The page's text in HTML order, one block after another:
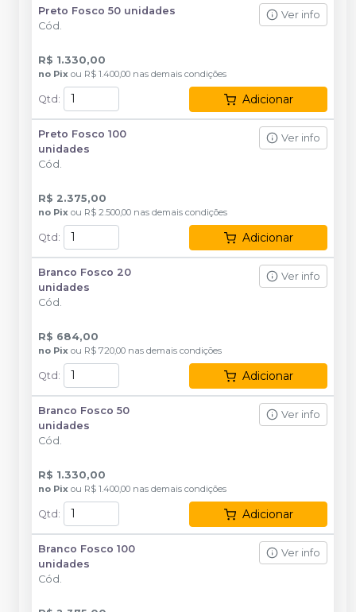
Preto Fosco 50 unidades
Cód.
Ver info
R$ 1.330,00
no Pix ou R$ 1.400,00 nas demais condições
Qtd : Adicionar
Preto Fosco 100
unidades
Cód.
Ver info
R$ 2.375,00
no Pix ou R$ 2.500,00 nas demais condições
Qtd : Adicionar
Branco Fosco 20
unidades
Cód.
Ver info
R$ 684,00
no Pix ou R$ 720,00 nas demais condições
Qtd : Adicionar
Branco Fosco 50
unidades
Cód.
Ver info
R$ 1.330,00
no Pix ou R$ 1.400,00 nas demais condições
Qtd : Adicionar
Branco Fosco 100
unidades
Cód.
Ver info